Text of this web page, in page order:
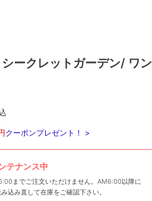
ークレットガーデン/ ワン
クーポンプレゼント！ >
テナンス中
までご注文いただけません。AM6:00以降に
込み直して在庫をご確認下さい。